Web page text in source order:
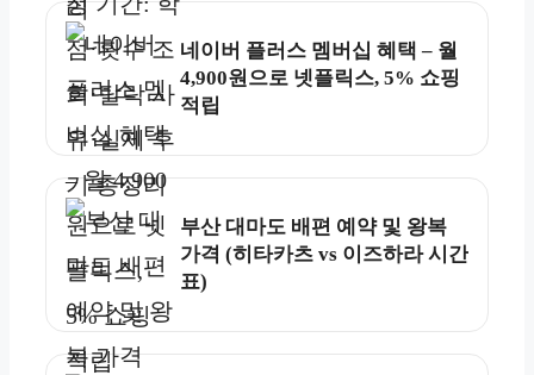
네이버 플러스 멤버십 혜택 – 월
4,900원으로 넷플릭스, 5% 쇼핑
적립
부산 대마도 배편 예약 및 왕복
가격 (히타카츠 vs 이즈하라 시간
표)